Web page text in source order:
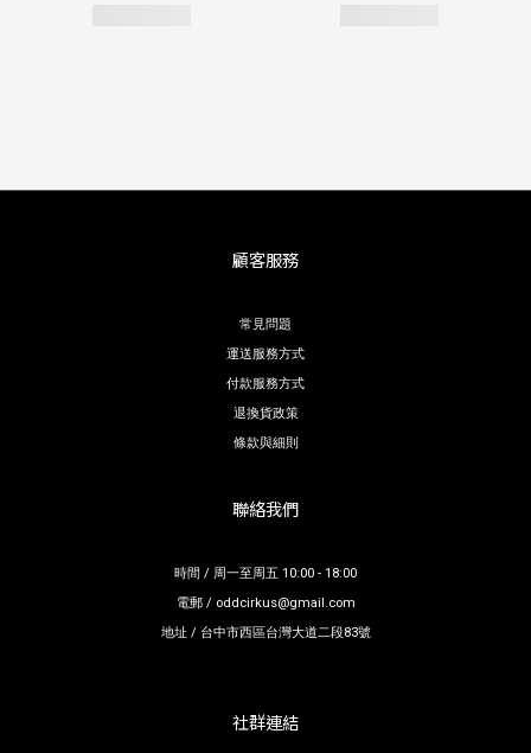
顧客服務
常見問題
運送服務方式
付款服務方式
退換貨政策
條款與細則
聯絡我們
時間 / 周一至周五 10:00 - 18:00
電郵 / oddcirkus@gmail.com
地址 / 台中市西區台灣大道二段83號
社群連結